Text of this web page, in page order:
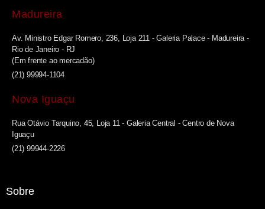
Madureira
Av. Ministro Edgar Romero, 236, Loja 211 - Galeria Palace - Madureira -
Rio de Janeiro - RJ
(Em frente ao mercadão)
(21) 99994-1104
Nova Iguaçu
Rua Otávio Tarquino, 45, Loja 11 - Galeria Central - Centro de Nova
Iguaçu
(21) 99944-2226
Sobre